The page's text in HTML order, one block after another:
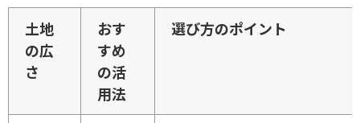
土地
の広
さ
おす
すめ
の活
用法
選び方のポイント